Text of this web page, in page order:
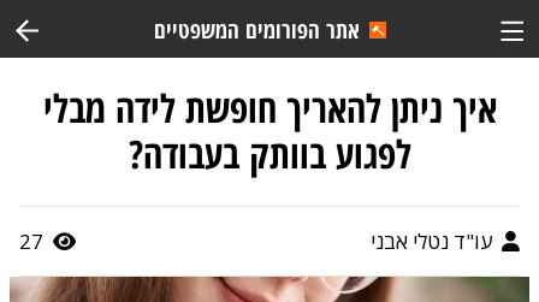
אתר הפורומים המשפטיים
איך ניתן להאריך חופשת לידה מבלי
לפגוע בוותק בעבודה?
עו"ד נטלי אבני 27